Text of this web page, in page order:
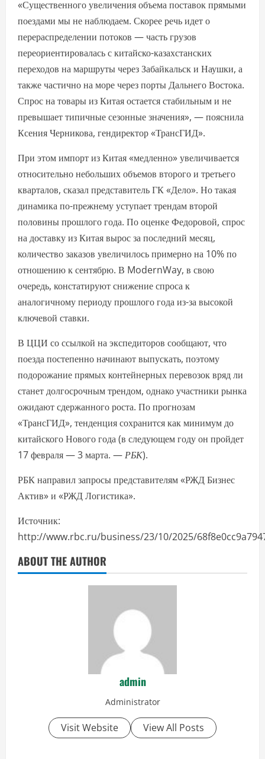
«Существенного увеличения объема поставок прямыми
поездами мы не наблюдаем. Скорее речь идет о
перераспределении потоков — часть грузов
переориентировалась с китайско-казахстанских
переходов на маршруты через Забайкальск и Наушки, а
также частично на море через порты Дальнего Востока.
Спрос на товары из Китая остается стабильным и не
превышает типичные сезонные значения», — пояснила
Ксения Черникова, гендиректор «ТрансГИД».
При этом импорт из Китая «медленно» увеличивается
относительно небольших объемов второго и третьего
кварталов, сказал представитель ГК «Дело». Но такая
динамика по-прежнему уступает трендам второй
половины прошлого года. По оценке Федоровой, спрос
на доставку из Китая вырос за последний месяц,
количество заказов увеличилось примерно на 10% по
отношению к сентябрю. В ModernWay, в свою
очередь, констатируют снижение спроса к
аналогичному периоду прошлого года из-за высокой
ключевой ставки.
В ЦЦИ со ссылкой на экспедиторов сообщают, что
поезда постепенно начинают выпускать, поэтому
подорожание прямых контейнерных перевозок вряд ли
станет долгосрочным трендом, однако участники рынка
ожидают сдержанного роста. По прогнозам
«ТрансГИД», тенденция сохранится как минимум до
китайского Нового года (в следующем году он пройдет
17 февраля — 3 марта. —РБК).
РБК направил запросы представителям «РЖД Бизнес
Актив» и «РЖД Логистика».
Источник:
http://www.rbc.ru/business/23/10/2025/
ABOUT THE AUTHOR
admin
Administrator
Visit Website View All Posts